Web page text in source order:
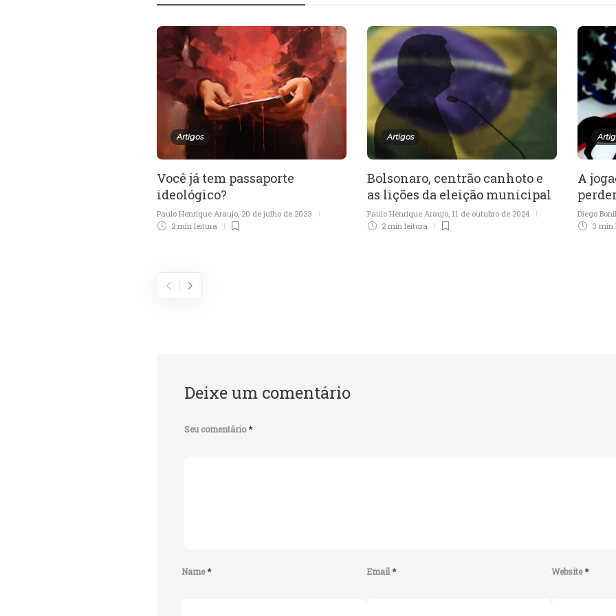
Artigos
Você já tem passaporte
ideológico?
Paulo Henrique Araujo 20 de julho de 2023
2 min leitura
Artigos
Bolsonaro, centrão canhoto e
as lições da eleição municipal
Paulo Henrique Araujo 11 de outubro de 2024
2 min leitura
A
Diego
3 min
Deixe um comentário
Seu comentário*
Name* Email * Website*